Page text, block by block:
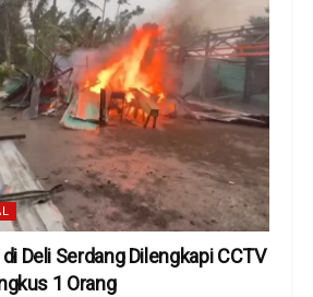
Deli Serdang Dilengkapi CCTV
1 Orang